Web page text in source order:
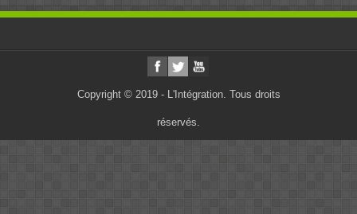
Copyright © 2019 - L'Intégration. Tous droits
réservés.